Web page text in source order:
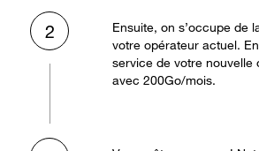
2
Ensuite, on s’occupe de
votre opérateur actuel.
service de votre nouvelle
avec 200Go/mois.